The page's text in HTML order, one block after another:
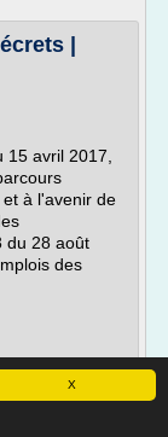
X
|
avril 2017,
à l'avenir de
du 28 août
des